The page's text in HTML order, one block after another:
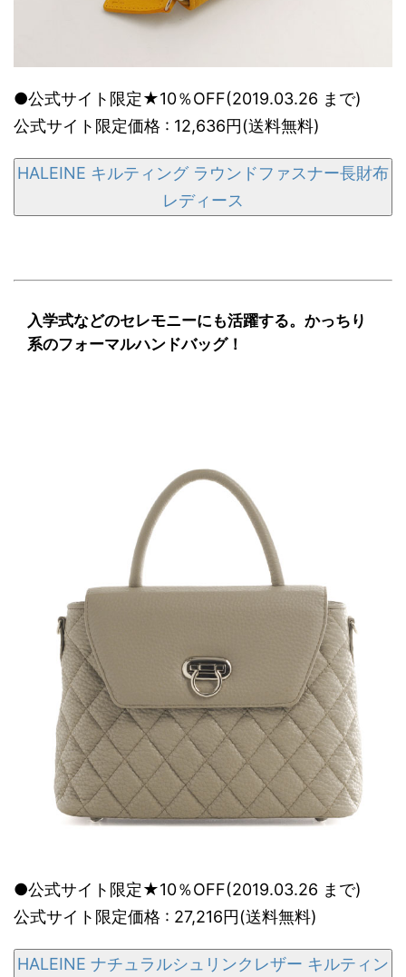
●公式サイト限定★10％OFF(2019.03.26 まで)
公式サイト限定価格 : 12,636円(送料無料)
HALEINE キルティング ラウンドファスナー長財布
レディース
入学式などのセレモニーにも活躍する。かっちり
系のフォーマルハンドバッグ！
●公式サイト限定★10％OFF(2019.03.26 まで)
公式サイト限定価格 : 27,216円(送料無料)
HALEINE ナチュラルシュリンクレザー キルティン